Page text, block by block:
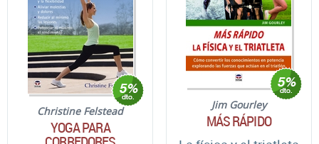
Christine Felstead
YOGA PARA
Jim Gourley
MÁS RÁPIDO